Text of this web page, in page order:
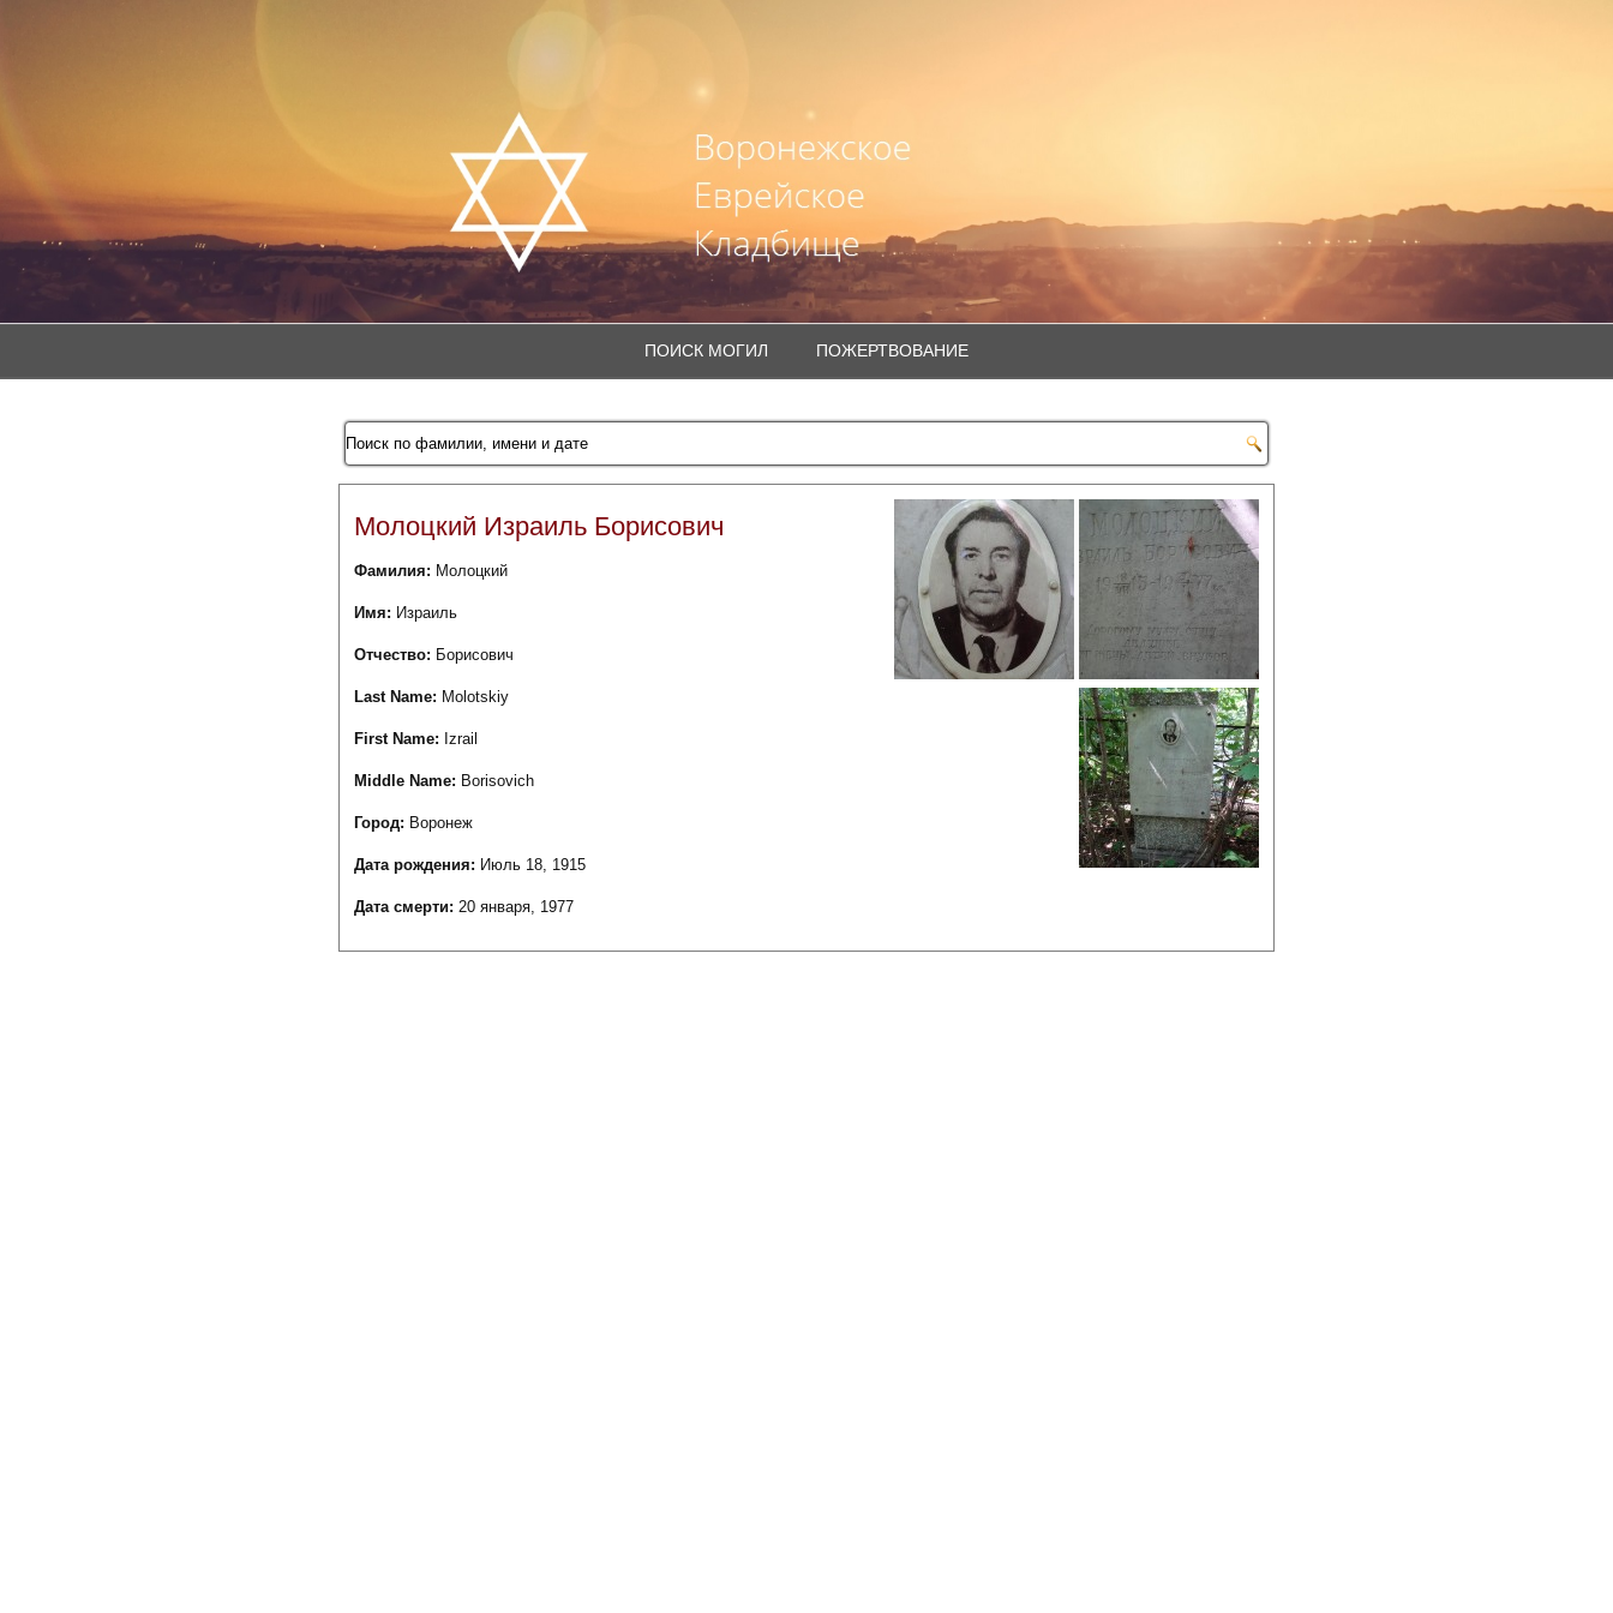
ПОИСК МОГИЛ ПОЖЕРТВОВАНИЕ
Молоцкий Израиль Борисович
Фамилия: Молоцкий
Имя: Израиль
Отчество: Борисович
Last Name: Molotskiy
First Name: Izrail
Middle Name: Borisovich
Город: Воронеж
Дата рождения: Июль 18, 1915
Дата смерти: 20 января, 1977